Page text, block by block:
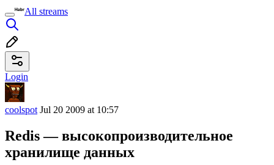
All streams
Login
coolspot Jul 20 2009 at 10:57
Redis — высокопроизводительное
хранилище данных